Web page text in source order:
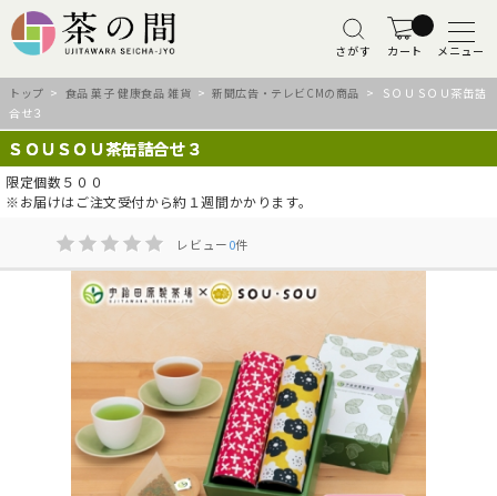
さがす カート メニュー
トップ > 食品 菓子 健康食品 雑貨 >新聞広告・テレビCMの商品 > ＳＯＵＳＯＵ茶缶詰
合せ３
ＳＯＵＳＯＵ茶缶詰合せ３
限定個数５００
※お届けはご注文受付から約１週間かかります。
レビュー0件